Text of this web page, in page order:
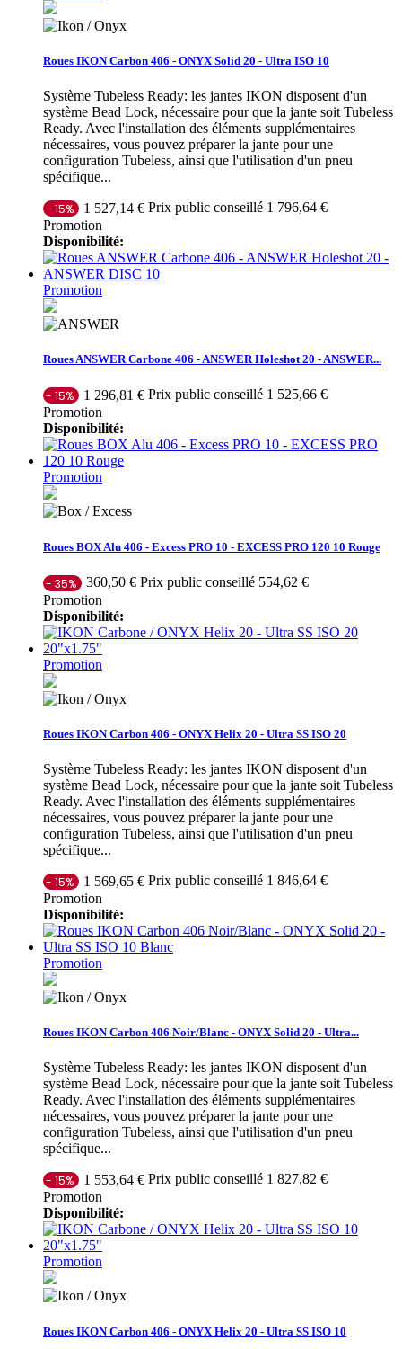
Roues IKON Carbon 406 - ONYX Solid 20 - Ultra ISO 10
Système Tubeless Ready: les jantes IKON disposent d'un
système Bead Lock, nécessaire pour que la jante soit Tubeless
Ready. Avec l'installation des éléments supplémentaires
nécessaires, vous pouvez préparer la jante pour une
configuration Tubeless, ainsi que l'utilisation d'un pneu
spécifique...
- 15% 1 527,14 € Prix public conseillé 1 796,64 €
Promotion
Disponibilité:
Promotion
Roues ANSWER Carbone 406 - ANSWER Holeshot 20 - ANSWER...
- 15% 1 296,81 € Prix public conseillé 1 525,66 €
Promotion
Disponibilité:
Promotion
Roues BOX Alu 406 - Excess PRO 10 - EXCESS PRO 120 10 Rouge
- 35% 360,50 € Prix public conseillé 554,62 €
Promotion
Disponibilité:
Promotion
Roues IKON Carbon 406 - ONYX Helix 20 - Ultra SS ISO 20
Système Tubeless Ready: les jantes IKON disposent d'un
système Bead Lock, nécessaire pour que la jante soit Tubeless
Ready. Avec l'installation des éléments supplémentaires
nécessaires, vous pouvez préparer la jante pour une
configuration Tubeless, ainsi que l'utilisation d'un pneu
spécifique...
- 15% 1 569,65 € Prix public conseillé 1 846,64 €
Promotion
Disponibilité:
Promotion
Roues IKON Carbon 406 Noir/Blanc - ONYX Solid 20 - Ultra...
Système Tubeless Ready: les jantes IKON disposent d'un
système Bead Lock, nécessaire pour que la jante soit Tubeless
Ready. Avec l'installation des éléments supplémentaires
nécessaires, vous pouvez préparer la jante pour une
configuration Tubeless, ainsi que l'utilisation d'un pneu
spécifique...
- 15% 1 553,64 € Prix public conseillé 1 827,82 €
Promotion
Disponibilité:
Promotion
Roues IKON Carbon 406 - ONYX Helix 20 - Ultra SS ISO 10